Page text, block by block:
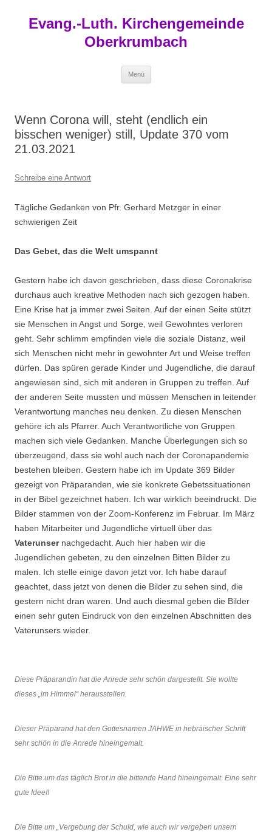
springen
Evang.-Luth. Kirchengemeinde
Oberkrumbach
Menü
Wenn Corona will, steht (endlich ein
bisschen weniger) still, Update 370 vom
21.03.2021
Schreibe eine Antwort
Tägliche Gedanken von Pfr. Gerhard Metzger in einer
schwierigen Zeit
Das Gebet, das die Welt umspannt
Gestern habe ich davon geschrieben, dass diese Coronakrise
durchaus auch kreative Methoden nach sich gezogen haben.
Eine Krise hat ja immer zwei Seiten. Auf der einen Seite stützt
sie Menschen in Angst und Sorge, weil Gewohntes verloren
geht. Sehr schlimm empfinden viele die soziale Distanz, weil
sich Menschen nicht mehr in gewohnter Art und Weise treffen
dürfen. Das spüren gerade Kinder und Jugendliche, die darauf
angewiesen sind, sich mit anderen in Gruppen zu treffen. Auf
der anderen Seite mussten und müssen Menschen in leitender
Verantwortung manches neu denken. Zu diesen Menschen
gehöre ich als Pfarrer. Auch Verantwortliche von Gruppen
machen sich viele Gedanken. Manche Überlegungen sich so
überzeugend, dass sie wohl auch nach der Coronapandemie
bestehen bleiben. Gestern habe ich im Update 369 Bilder
gezeigt von Präparanden, wie sie konkrete Gebetssituationen
in der Bibel gezeichnet haben. Ich war wirklich beeindruckt. Die
Bilder stammen von der Zoom-Konferenz im Februar. Im März
haben Mitarbeiter und Jugendliche virtuell über das
Vaterunser nachgedacht. Auch hier haben wir die
Jugendlichen gebeten, zu den einzelnen Bitten Bilder zu
malen. Ich stelle einige davon jetzt vor. Ich habe darauf
geachtet, dass jetzt von denen die Bilder zu sehen sind, die
gestern nicht dran waren. Und auch diesmal geben die Bilder
einen sehr guten Eindruck von den einzelnen Abschnitten des
Vaterunsers wieder.
Diese Präparandin hat die Anrede sehr schön dargestellt. Sie wollte
dieses „im Himmel“ herausstellen.
Dieser Präparand hat den Gottesnamen JAHWE in hebräischer Schrift
sehr schön in die Anrede hineingemalt.
Die Bitte um das täglich Brot in die bittende Hand hineingemalt. Eine sehr
gute Idee!!
Die Bitte um „Vergebung der Schuld, wie auch wir vergeben unsern